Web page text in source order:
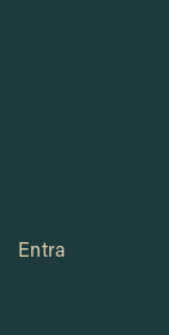
Entra